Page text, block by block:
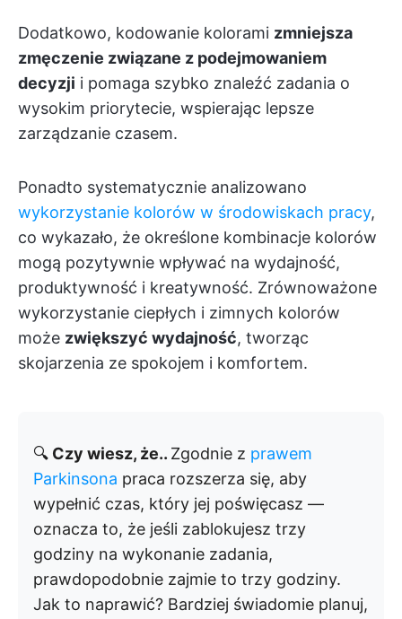
Dodatkowo, kodowanie kolorami zmniejsza
zmęczenie związane z podejmowaniem
decyzji i pomaga szybko znaleźć zadania o
wysokim priorytecie, wspierając lepsze
zarządzanie czasem.
Ponadto systematycznie analizowano
wykorzystanie kolorów w środowiskach pracy,
co wykazało, że określone kombinacje kolorów
mogą pozytywnie wpływać na wydajność,
produktywność i kreatywność. Zrównoważone
wykorzystanie ciepłych i zimnych kolorów
może zwiększyć wydajność, tworząc
skojarzenia ze spokojem i komfortem.
🔍 Czy wiesz, że.. Zgodnie z prawem
Parkinsona praca rozszerza się, aby
wypełnić czas, który jej poświęcasz —
oznacza to, że jeśli zablokujesz trzy
godziny na wykonanie zadania,
prawdopodobnie zajmie to trzy godziny.
Jak to naprawić? Bardziej świadomie planuj,